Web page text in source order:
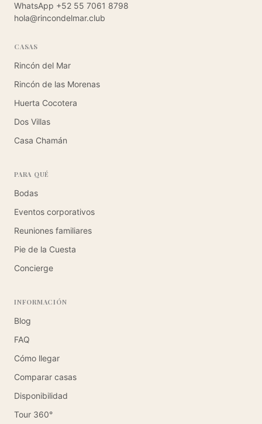
WhatsApp +52 55 7061 8798
hola@rincondelmar.club
CASAS
Rincón del Mar
Rincón de las Morenas
Huerta Cocotera
Dos Villas
Casa Chamán
PARA QUÉ
Bodas
Eventos corporativos
Reuniones familiares
Pie de la Cuesta
Concierge
INFORMACIÓN
Blog
FAQ
Cómo llegar
Comparar casas
Disponibilidad
Tour 360°